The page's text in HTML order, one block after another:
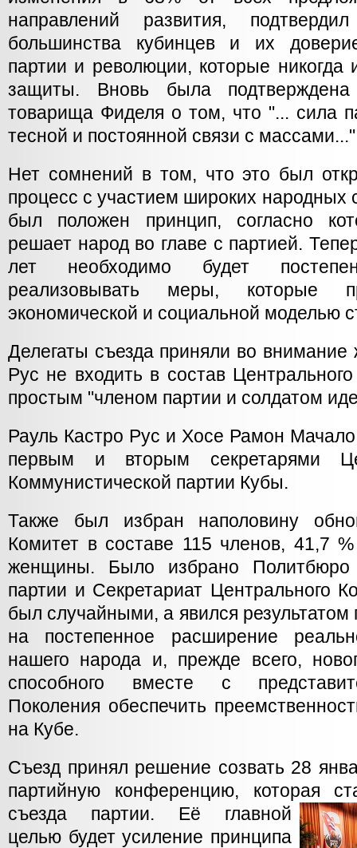
направлений развития,
большинства кубинцев и их
партии и революции, которые никогда
защиты. Вновь была подтверждена
товарища Фиделя о том, что "... сила
тесной и постоянной связи с
Нет сомнений в том, что это был
процесс с участием широких народных
был положен принцип, согласно
решает народ во главе с партией.
лет необходимо будет
реализовывать меры, которые
экономической и социальной моделью
Делегаты съезда приняли во
Рус не входить в состав
простым "членом партии и солдатом
Рауль Кастро Рус и Хосе Рамон
первым и вторым секретарями
Коммунистической партии Кубы.
Также был избран наполовину
Комитет в составе 115 членов, 41,7 %
женщины. Было избрано
партии и Секретариат Центрального
был случайными, а явился результатом
на постепенное расширение
нашего народа и, прежде всего,
способного вместе с
Поколения обеспечить
на Кубе.
Съезд принял решение созвать 28
партийную конференцию, которая
съезда партии. Её главной
целью будет усиление принципа